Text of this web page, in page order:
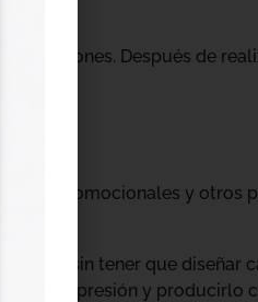
Después de
promocionales y otros
sin tener que diseñar
de impresión y producirlo